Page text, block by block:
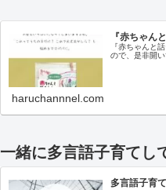
『赤ちゃん
『赤ちゃんと
ので、是非開
haruchannnel.com
一緒に多言語子育てし
多言語子育